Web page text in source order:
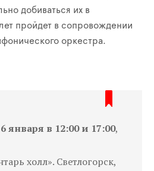
добиваться их в
пройдет в сопровождении
оркестра.
января в 12:00 и 17:00,
холл». Светлогорск,